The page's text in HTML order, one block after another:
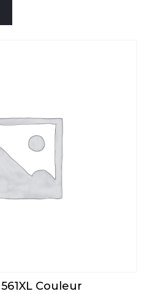
Couleur